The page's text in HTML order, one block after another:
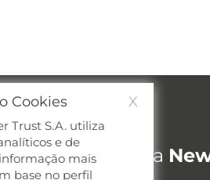
newsletter
receber a nossa
Cookies X
Trust S.A. utiliza
e de
mais
base no perfil